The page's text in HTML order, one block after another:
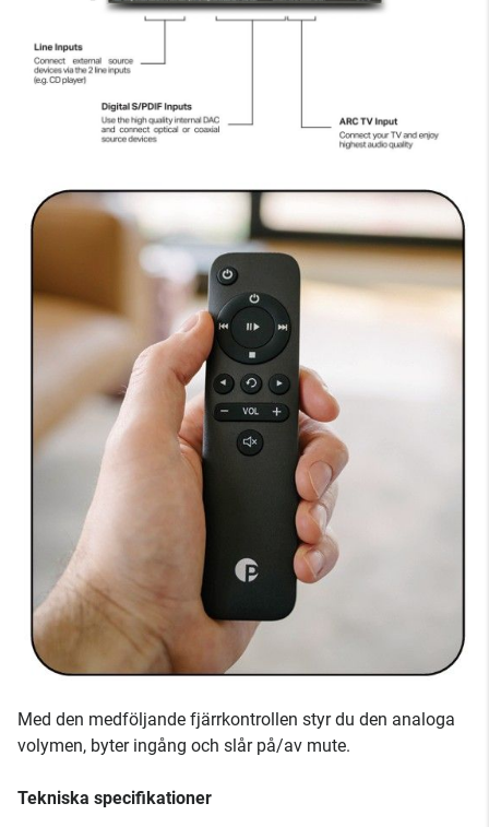
Med den medföljande fjärrkontrollen styr du den analoga
volymen, byter ingång och slår på/av mute.
Tekniska specifikationer